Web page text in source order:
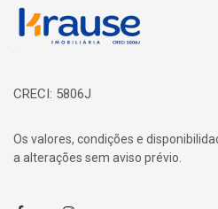
Página inicial
CRECI: 5806J
Os valores, condições e
a alterações sem aviso prévio.